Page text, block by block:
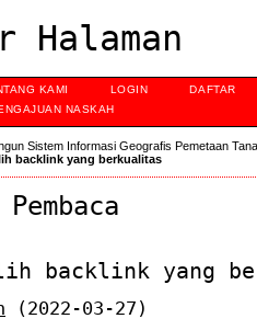
KAMI LOGIN
DAFTAR
NASKAH
Sistem Informasi Geografis Pemetaan
backlink yang berkualitas
backlink yang
(2022-03-27)